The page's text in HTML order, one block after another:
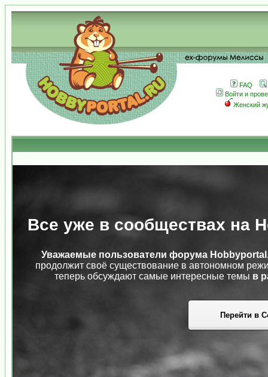
FAQ
Войти и
Женский
Все уже в сообществах на
Уважаемые пользователи форума
продолжит своё существование в автономном
теперь обсуждают самые интересные темы в
Перейти в